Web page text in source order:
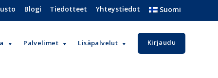
Blogi Tiedotteet Yhteystiedot Suomi
Palvelimet Lisäpalvelut Kirjaudu